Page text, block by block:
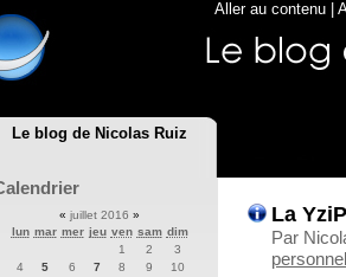
Le blog de Nicolas Ruiz
Aller au contenu
La
Par
« juillet 2016 »
lun mar mer jeu ven sam dim
1
2
3
4
5 6 7 8 9
10